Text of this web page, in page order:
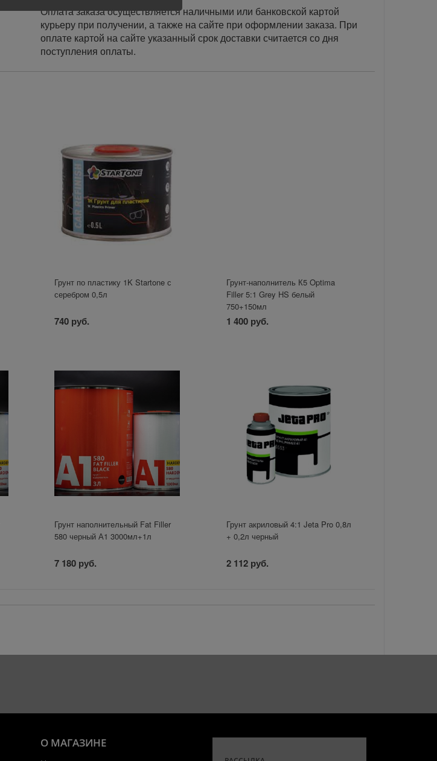
Оплата заказа осуществляется наличными или банковской картой
курьеру при получении, а также на сайте при оформлении заказа. При
оплате картой на сайте указанный срок доставки считается со дня
поступления оплаты.
Грунт по пластику 1K Startone с
серебром 0,5л
740 руб.
Грунт-наполнитель К5 Optima
Filler 5:1 Grey HS белый
750+150мл
1 400 руб.
Грунт наполнительный Fat Filler
580 черный А1 3000мл+1л
7 180 руб.
Грунт акриловый 4:1 Jeta Pro 0,8л
+ 0,2л черный
2 112 руб.
О МАГАЗИНЕ